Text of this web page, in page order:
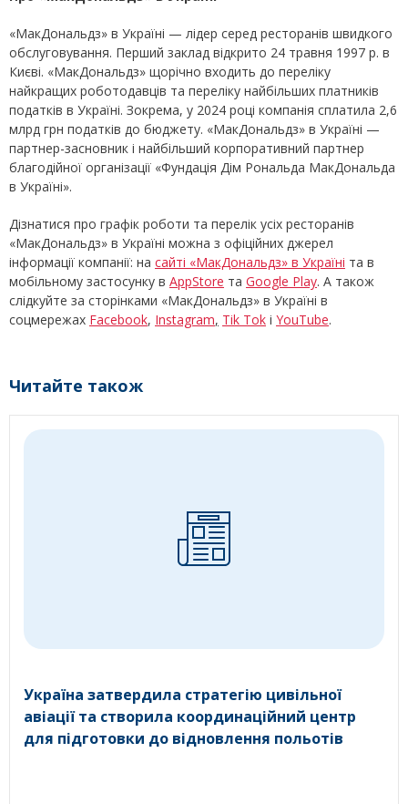
«МакДональдз» в Україні — лідер серед ресторанів швидкого
обслуговування. Перший заклад відкрито 24 травня 1997 р. в
Києві. «МакДональдз» щорічно входить до переліку
найкращих роботодавців та переліку найбільших платників
податків в Україні. Зокрема, у 2024 році компанія сплатила 2,6
млрд грн податків до бюджету. «МакДональдз» в Україні —
партнер-засновник і найбільший корпоративний партнер
благодійної організації «Фундація Дім Рональда МакДональда
в Україні».
Дізнатися про графік роботи та перелік усіх ресторанів
«МакДональдз» в Україні можна з офіційних джерел
інформації компанії: на сайті «МакДональдз» в Україні та в
мобільному застосунку в AppStore та Google Play. А також
слідкуйте за сторінками «МакДональдз» в Україні в
соцмережах Facebook, Instagram, Tik Tok і YouTube.
Читайте також
Україна затвердила стратегію цивільної
авіації та створила координаційний центр
для підготовки до відновлення польотів